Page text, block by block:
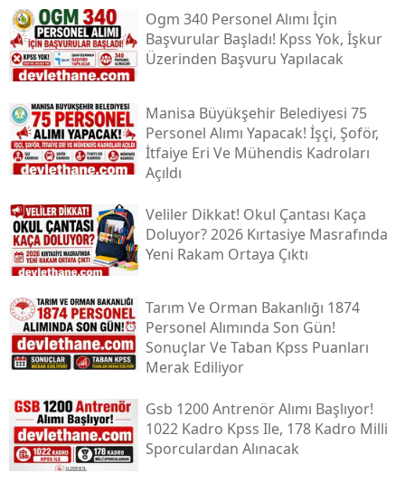
Ogm 340 Personel Alımı İçin
Başvurular Başladı! Kpss Yok, İşkur
Üzerinden Başvuru Yapılacak
Manisa Büyükşehir Belediyesi 75
Personel Alımı Yapacak! İşçi, Şoför,
İtfaiye Eri Ve Mühendis Kadroları
Açıldı
Veliler Dikkat! Okul Çantası Kaça
Doluyor? 2026 Kırtasiye Masrafında
Yeni Rakam Ortaya Çıktı
Tarım Ve Orman Bakanlığı 1874
Personel Alımında Son Gün!
Sonuçlar Ve Taban Kpss Puanları
Merak Ediliyor
Gsb 1200 Antrenör Alımı Başlıyor!
1022 Kadro Kpss Ile, 178 Kadro Milli
Sporculardan Alınacak